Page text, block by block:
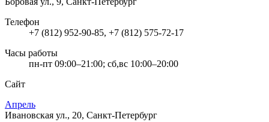
Телефон
+7 (812) 952-90-85, +7 (812) 575-72-17
Часы работы
пн-пт 09:00–21:00; сб,вс 10:00–20:00
Сайт
Апрель
Ивановская ул., 20, Санкт-Петербург